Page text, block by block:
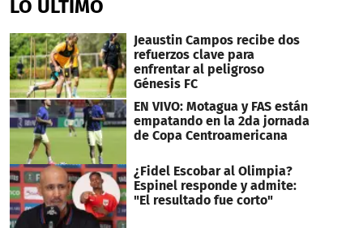
LO ÚLTIMO
Jeaustin Campos recibe dos
refuerzos clave para
enfrentar al peligroso
Génesis FC
EN VIVO: Motagua y FAS están
empatando en la 2da jornada
de Copa Centroamericana
¿Fidel Escobar al Olimpia?
Espinel responde y admite:
"El resultado fue corto"